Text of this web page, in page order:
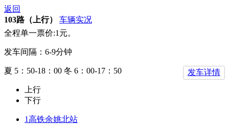
返回
103路（上行）
车辆实况
全程单一票价:1元。
发车间隔：6-9分钟
夏 5：50-18：00 冬 6：00-17：50
发车详情
上行
下行
1高铁余姚北站